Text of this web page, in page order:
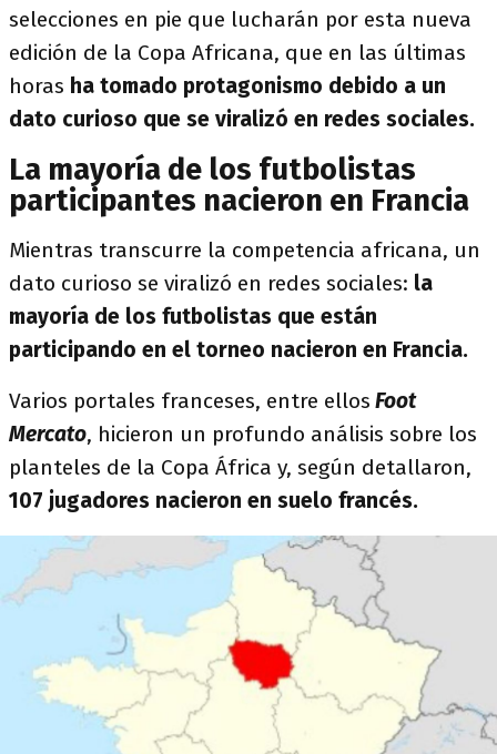
selecciones en pie que lucharán por esta nueva
edición de la Copa Africana, que en las últimas
horas ha tomado protagonismo debido a un
dato curioso que se viralizó en redes sociales.
La mayoría de los futbolistas
participantes nacieron en Francia
Mientras transcurre la competencia africana, un
dato curioso se viralizó en redes sociales: la
mayoría de los futbolistas que están
participando en el torneo nacieron en Francia.
Varios portales franceses, entre ellos Foot
Mercato, hicieron un profundo análisis sobre los
planteles de la Copa África y, según detallaron,
107 jugadores nacieron en suelo francés.